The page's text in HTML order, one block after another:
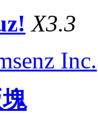
X3.3
Inc.